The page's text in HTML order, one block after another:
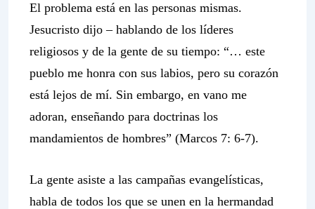
El problema está en las personas mismas.
Jesucristo dijo – hablando de los líderes
religiosos y de la gente de su tiempo: “… este
pueblo me honra con sus labios, pero su corazón
está lejos de mí. Sin embargo, en vano me
adoran, enseñando para doctrinas los
mandamientos de hombres” (Marcos 7: 6-7).
La gente asiste a las campañas evangelísticas,
habla de todos los que se unen en la hermandad